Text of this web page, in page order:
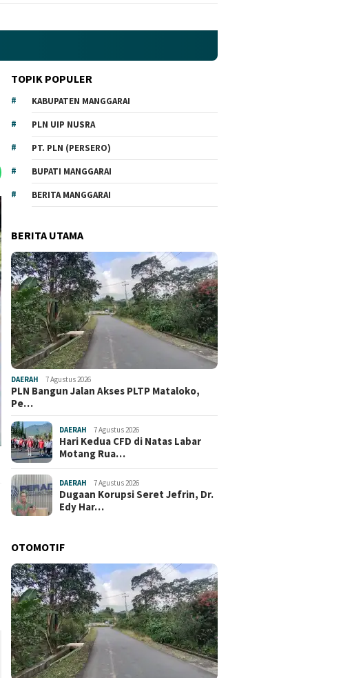
TOPIK POPULER
KABUPATEN MANGGARAI
PLN UIP NUSRA
PT. PLN (PERSERO)
BUPATI MANGGARAI
BERITA MANGGARAI
BERITA UTAMA
DAERAH 7 Agustus 2026
PLN Bangun Jalan Akses PLTP Mataloko,
Pe…
DAERAH 7 Agustus 2026
Hari Kedua CFD di Natas Labar
Motang Rua…
DAERAH 7 Agustus 2026
Dugaan Korupsi Seret Jefrin, Dr.
Edy Har…
OTOMOTIF